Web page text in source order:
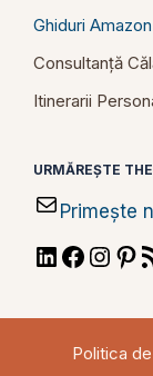
Ghiduri Amazon
Consultanță
Itinerarii
URMĂREȘTE
Primește
LinkedIn
Politica